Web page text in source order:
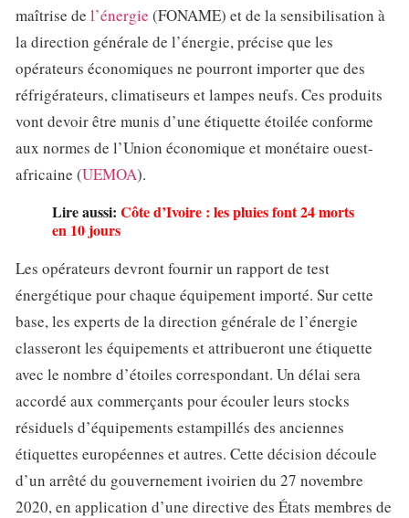
maîtrise de l’énergie (FONAME) et de la sensibilisation à
la direction générale de l’énergie, précise que les
opérateurs économiques ne pourront importer que des
réfrigérateurs, climatiseurs et lampes neufs. Ces produits
vont devoir être munis d’une étiquette étoilée conforme
aux normes de l’Union économique et monétaire ouest-
africaine (UEMOA).
Lire aussi: Côte d’Ivoire : les pluies font 24 morts
en 10 jours
Les opérateurs devront fournir un rapport de test
énergétique pour chaque équipement importé. Sur cette
base, les experts de la direction générale de l’énergie
classeront les équipements et attribueront une étiquette
avec le nombre d’étoiles correspondant. Un délai sera
accordé aux commerçants pour écouler leurs stocks
résiduels d’équipements estampillés des anciennes
étiquettes européennes et autres. Cette décision découle
d’un arrêté du gouvernement ivoirien du 27 novembre
2020, en application d’une directive des États membres de